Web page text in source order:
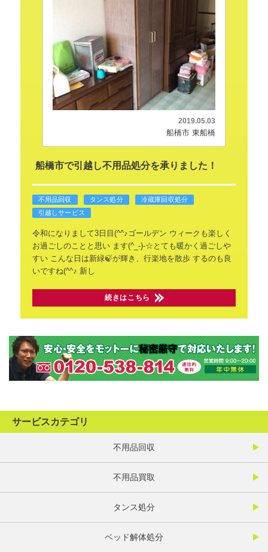
2019.05.03
船橋市 東船橋
船橋市で引越し不用品処分を承りました！
不用品回収 タンス処分
冷蔵庫回収処分
引越しサービス
令和になりまして3日目(^^♪ゴールデン ウィークも楽しく
お過ごしのことと思います(^_-)-☆とても暖かく過ごしや
すいこんな日は新緑🍃が輝き、行楽地を散歩するのも良
いですね(^^♪ 新し
続きはこちら
サービスカテゴリ
不用品回収
不用品買取
タンス処分
ベッド解体処分